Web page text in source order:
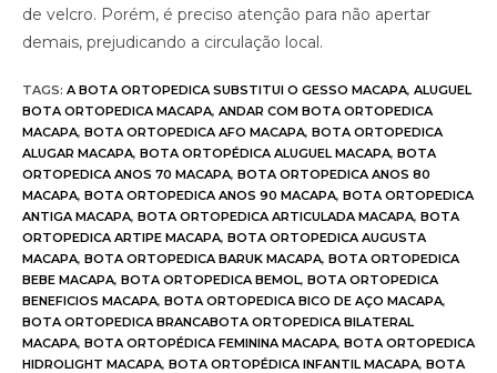
de velcro. Porém, é preciso atenção para não apertar
demais, prejudicando a circulação local.
TAGS: A BOTA ORTOPEDICA SUBSTITUI O GESSO MACAPA, ALUGUEL
BOTA ORTOPEDICA MACAPA, ANDAR COM BOTA ORTOPEDICA
MACAPA, BOTA ORTOPEDICA AFO MACAPA, BOTA ORTOPEDICA
ALUGAR MACAPA, BOTA ORTOPÉDICA ALUGUEL MACAPA, BOTA
ORTOPEDICA ANOS 70 MACAPA, BOTA ORTOPEDICA ANOS 80
MACAPA, BOTA ORTOPEDICA ANOS 90 MACAPA, BOTA ORTOPEDICA
ANTIGA MACAPA, BOTA ORTOPEDICA ARTICULADA MACAPA, BOTA
ORTOPEDICA ARTIPE MACAPA, BOTA ORTOPEDICA AUGUSTA
MACAPA, BOTA ORTOPEDICA BARUK MACAPA, BOTA ORTOPEDICA
BEBE MACAPA, BOTA ORTOPEDICA BEMOL, BOTA ORTOPEDICA
BENEFICIOS MACAPA, BOTA ORTOPEDICA BICO DE AÇO MACAPA,
BOTA ORTOPEDICA BRANCABOTA ORTOPEDICA BILATERAL
MACAPA, BOTA ORTOPÉDICA FEMININA MACAPA, BOTA ORTOPEDICA
HIDROLIGHT MACAPA, BOTA ORTOPÉDICA INFANTIL MACAPA, BOTA